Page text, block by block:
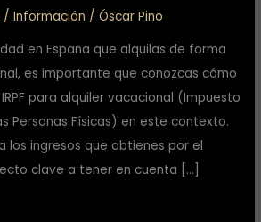
/Información /Óscar Pino
en España que alquilas de forma
es importante que conozcas cómo
para alquiler vacacional (Impuesto
Personas Físicas) en este contexto.
los ingresos que obtienes por el
clave a tener en cuenta […]